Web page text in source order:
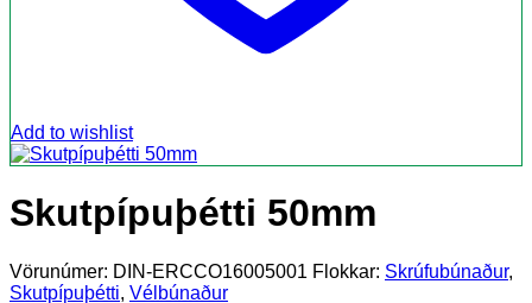
Add to wishlist
Skutpípuþétti 50mm
Vörunúmer: DIN-ERCCO16005001 Flokkar: Skrúfubúnaður,
Skutpípuþétti, Vélbúnaður